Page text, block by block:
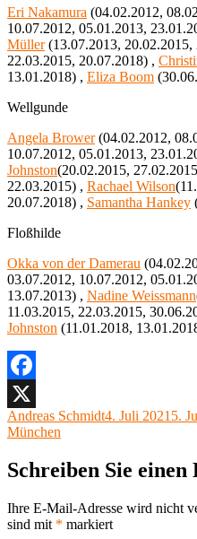
Eri Nakamura (04.02.2012,
10.07.2012, 05.01.2013,
Müller(13.07.2013, 20.02.2015,
22.03.2015, 20.07.2018) ,
13.01.2018) , Eliza Boom
Wellgunde
Angela Brower(04.02.2012,
10.07.2012, 05.01.2013,
Johnston(20.02.2015,
22.03.2015) , Rachael Wilson
20.07.2018) , Samantha Hankey
Floßhilde
Okka von der Damerau
03.07.2012, 10.07.2012,
13.07.2013) , Nadine Weissmann
11.03.2015, 22.03.2015,
Johnston (11.01.2018,
Facebook
X
Autor
Andreas SchmidtVeröffentlicht
4. Juli 2021 5.
München
Schreiben Sie
Ihre E-Mail-Adresse wird nicht
sind mit * markiert